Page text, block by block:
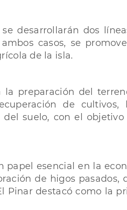
desarrollarán dos
casos, se
de la isla.
la preparación del
de cultivos,
suelo, con el
esencial en la
de higos pasados,
destacó como la